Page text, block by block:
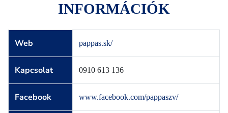
INFORMÁCIÓK
Web pappas.sk/
Kapcsolat 0910 613 136
Facebook www.facebook.com/pappaszv/